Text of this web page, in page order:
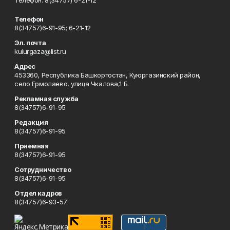
Телефон
8(34757)6-91-95; 6-21-12
Эл. почта
kuiurgaza@list.ru
Адрес
453360, Республика Башкортостан, Куюргазинский район,
село Ермолаево, улица Чкалова,1 Б.
Рекламная служба
8(34757)6-91-95
Редакция
8(34757)6-91-95
Приемная
8(34757)6-91-95
Сотрудничество
8(34757)6-91-95
Отдел кадров
8(34757)6-93-57